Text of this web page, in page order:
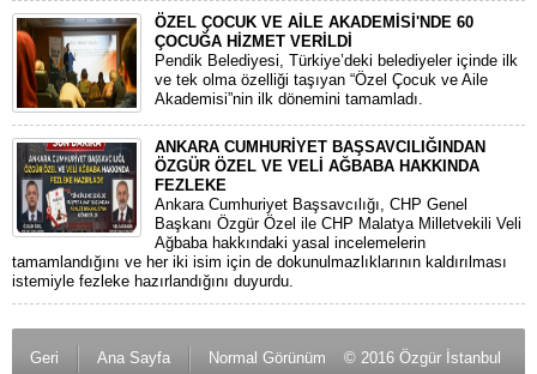
ÖZEL ÇOCUK VE AİLE AKADEMİSİ'NDE 60
ÇOCUĞA HİZMET VERİLDİ
Pendik Belediyesi, Türkiye’deki belediyeler içinde ilk
ve tek olma özelliği taşıyan “Özel Çocuk ve Aile
Akademisi”nin ilk dönemini tamamladı.
ANKARA CUMHURİYET BAŞSAVCILIĞINDAN
ÖZGÜR ÖZEL VE VELİ AĞBABA HAKKINDA
FEZLEKE
​Ankara Cumhuriyet Başsavcılığı, CHP Genel
Başkanı Özgür Özel ile CHP Malatya Milletvekili Veli
Ağbaba hakkındaki yasal incelemelerin
tamamlandığını ve her iki isim için de dokunulmazlıklarının kaldırılması
istemiyle fezleke hazırlandığını duyurdu.
Geri Ana Sayfa Normal Görünüm © 2016 Özgür İstanbul